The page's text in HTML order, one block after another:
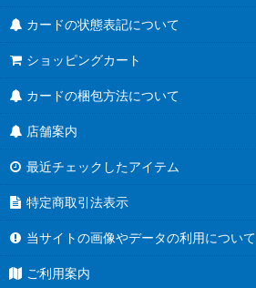
カードの状態表記について
ショッピングカート
カードの梱包方法について
店舗案内
最近チェックしたアイテム
特定商取引法表示
当サイトの画像やデータの利用について
ご利用案内